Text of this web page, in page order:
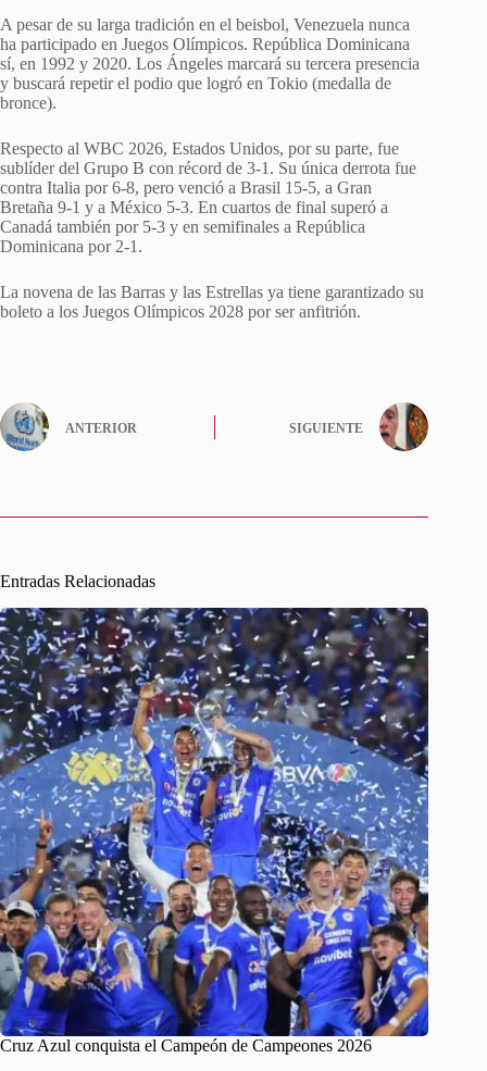
A pesar de su larga tradición en el beisbol, Venezuela nunca
ha participado en Juegos Olímpicos. República Dominicana
sí, en 1992 y 2020. Los Ángeles marcará su tercera presencia
y buscará repetir el podio que logró en Tokio (medalla de
bronce).
Respecto al WBC 2026, Estados Unidos, por su parte, fue
sublíder del Grupo B con récord de 3-1. Su única derrota fue
contra Italia por 6-8, pero venció a Brasil 15-5, a Gran
Bretaña 9-1 y a México 5-3. En cuartos de final superó a
Canadá también por 5-3 y en semifinales a República
Dominicana por 2-1.
La novena de las Barras y las Estrellas ya tiene garantizado su
boleto a los Juegos Olímpicos 2028 por ser anfitrión.
ANTERIOR SIGUIENTE
Entradas Relacionadas
Cruz Azul conquista el Campeón de Campeones 2026